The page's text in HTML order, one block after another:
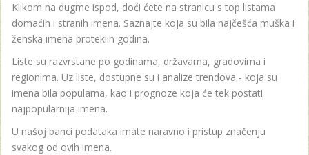
Klikom na dugme ispod, doći ćete na stranicu s top listama
domaćih i stranih imena. Saznajte koja su bila najčešća muška i
ženska imena proteklih godina.
Liste su razvrstane po godinama, državama, gradovima i
regionima. Uz liste, dostupne su i analize trendova - koja su
imena bila popularna, kao i prognoze koja će tek postati
najpopularnija imena.
U našoj banci podataka imate naravno i pristup značenju
svakog od ovih imena.